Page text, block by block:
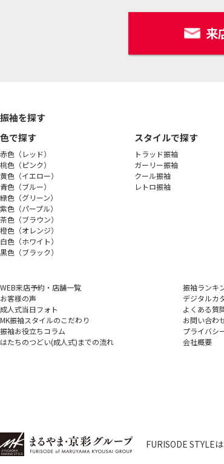
来
振袖を探す
色で探す
赤色（レッド）
桃色（ピンク）
黄色（イエロー）
青色（ブルー）
緑色（グリーン）
紫色（パープル）
茶色（ブラウン）
橙色（オレンジ）
白色（ホワイト）
黒色（ブラック）
スタイルで探す
トラッド振袖
ガーリー振袖
クール振袖
レトロ振袖
WEB来店予約・店舗一覧
お客様の声
成人式当日フォト
MK振袖スタイルのこだわり
振袖お役立ちコラム
はたちのつどい(成人式)までの流れ
振袖ランキ
デジタルカ
よくある質
お問い合わ
プライバシ
会社概要
FURISODE STYLEは